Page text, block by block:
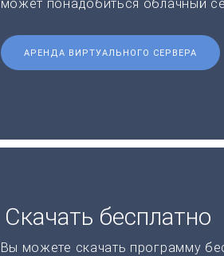
может понадобиться облачный
АРЕНДА ВИРТУАЛЬНОГО СЕРВЕРА
Скачать бесплатно
Вы можете скачать программу